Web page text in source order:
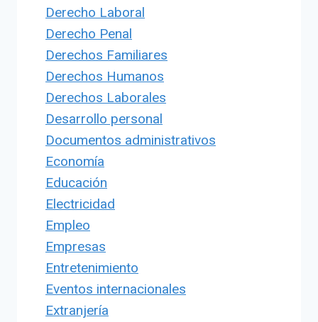
Derecho Laboral
Derecho Penal
Derechos Familiares
Derechos Humanos
Derechos Laborales
Desarrollo personal
Documentos administrativos
Economía
Educación
Electricidad
Empleo
Empresas
Entretenimiento
Eventos internacionales
Extranjería